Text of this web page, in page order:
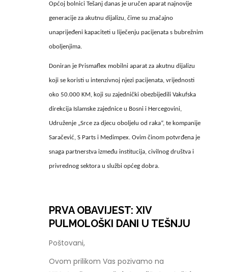
Općoj bolnici Tešanj danas je uručen aparat najnovije
generacije za akutnu dijalizu, čime su značajno
unaprijeđeni kapaciteti u liječenju pacijenata s bubrežnim
oboljenjima.
Doniran je Prismaflex mobilni aparat za akutnu dijalizu
koji se koristi u intenzivnoj njezi pacijenata, vrijednosti
oko 50.000 KM, koji su zajednički obezbijedili Vakufska
direkcija Islamske zajednice u Bosni i Hercegovini,
Udruženje „Srce za djecu oboljelu od raka“, te kompanije
Saračević, S Parts i Medimpex. Ovim činom potvrđena je
snaga partnerstva između institucija, civilnog društva i
privrednog sektora u službi općeg dobra.
PRVA OBAVIJEST: XIV
PULMOLOŠKI DANI U TEŠNJU
Poštovani,
Ovom prilikom Vas pozivamo na